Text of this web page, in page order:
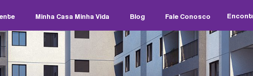
Minha Casa Minha Vida Blog Fale Conosco